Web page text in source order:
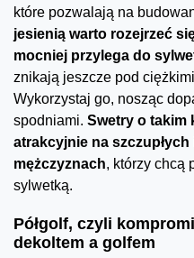
które pozwalają na
jesienią warto rozejrzeć
mocniej przylega do
znikają jeszcze pod
Wykorzystaj go, nosząc
spodniami. Swetry o takim
atrakcyjnie na
mężczyznach, którzy chcą
sylwetką.
Półgolf, czyli
dekoltem a golfem